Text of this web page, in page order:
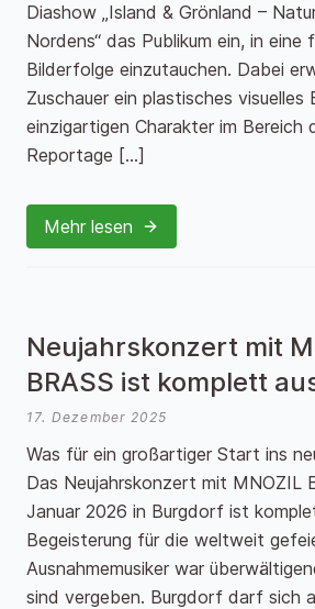
Diashow „Island & Grönland –
Nordens“ das Publikum ein, in eine
Bilderfolge einzutauchen. Dabei
Zuschauer ein plastisches visuelles
einzigartigen Charakter im Bereich
Reportage […]
Mehr lesen
Neujahrskonzert mit
BRASS ist komplett
17. Dezember 2025
Was für ein großartiger Start ins
Das Neujahrskonzert mit MNOZIL
Januar 2026 in Burgdorf ist
Begeisterung für die weltweit
Ausnahmemusiker war
sind vergeben. Burgdorf darf sich